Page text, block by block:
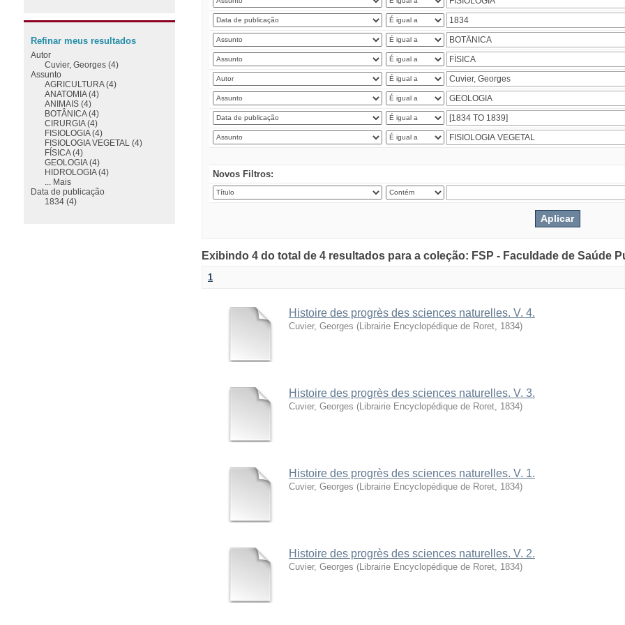
Novos Filtros:
Exibindo 4 do total de 4 resultados para a coleção: FSP - Faculdade de Saúde
1
Histoire des progrès des sciences naturelles. V. 4.
Cuvier, Georges (Librairie Encyclopédique de Roret, 1834)
Histoire des progrès des sciences naturelles. V. 3.
Cuvier, Georges (Librairie Encyclopédique de Roret, 1834)
Histoire des progrès des sciences naturelles. V. 1.
Cuvier, Georges (Librairie Encyclopédique de Roret, 1834)
Histoire des progrès des sciences naturelles. V. 2.
Cuvier, Georges (Librairie Encyclopédique de Roret, 1834)
Refinar meus resultados
Autor
Cuvier, Georges (4)
Assunto
AGRICULTURA (4)
ANATOMIA (4)
ANIMAIS (4)
BOTÂNICA (4)
CIRURGIA (4)
FISIOLOGIA (4)
FISIOLOGIA VEGETAL (4)
FÍSICA (4)
GEOLOGIA (4)
HIDROLOGIA (4)
... Mais
Data de publicação
1834 (4)